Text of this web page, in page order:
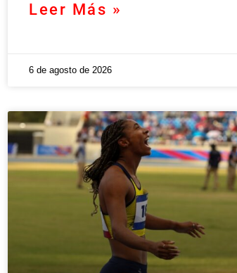
Leer Más »
6 de agosto de 2026